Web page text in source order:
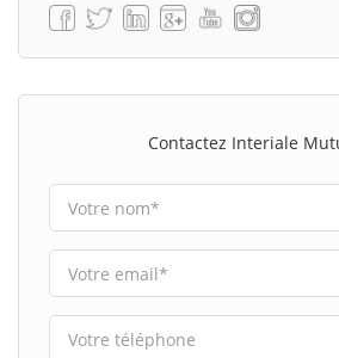
Contactez Interiale